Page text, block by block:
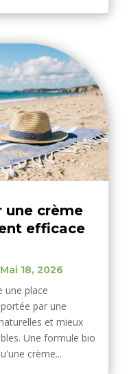
une crème
efficace
Mai 18, 2026
une place
par une
et mieux
Une formule bio
crème...